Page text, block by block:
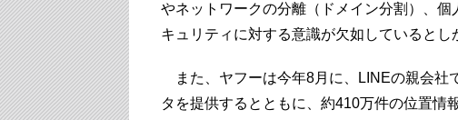
やネットワークの分離（ドメイン分割）、
キュリティに対する意識が欠如しているとし
また、ヤフーは今年8月に、LINEの親会社
タを提供するとともに、約410万件の位置情